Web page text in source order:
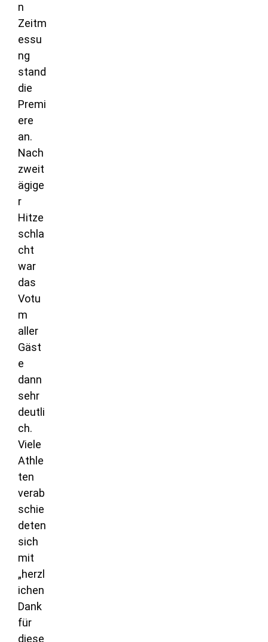
n
Zeitm
essu
ng
stand
die
Premi
ere
an.
Nach
zweit
ägige
r
Hitze
schla
cht
war
das
Votu
m
aller
Gäst
e
dann
sehr
deutli
ch.
Viele
Athle
ten
verab
schie
deten
sich
mit
„herzl
ichen
Dank
für
diese